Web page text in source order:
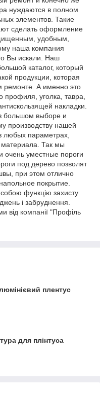
нуждаются в полном
элементов. Такие
сделать оформление
удобным,
наша компания
Вы искали. Наш
каталог, который
продукции, которая
ремонте. А именно это
уголка, тавра,
накладки.
большом выборе и
производству нашей
любых параметрах,
Так мы
очень уместные пороги
под дерево позволят
при этом отлично
покрытие.
функцію захисту
і забруднення.
від компанії "Профіль
плентус
для плінтуса